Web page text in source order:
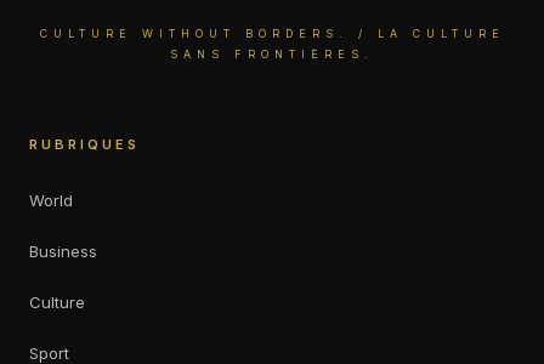
CULTURE WITHOUT BORDERS. / LA CULTURE
SANS FRONTIÈRES.
RUBRIQUES
World
Business
Culture
Sport